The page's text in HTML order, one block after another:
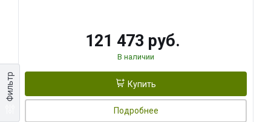
Фильтр
121 473 руб.
В наличии
Купить
Подробнее